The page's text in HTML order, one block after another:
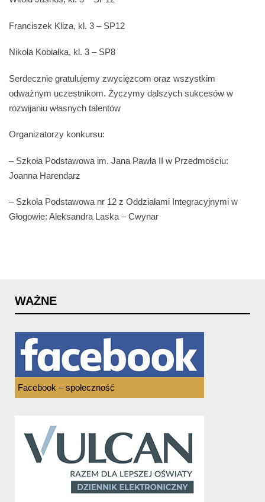
Franciszek Kliza, kl. 3 – SP12
Nikola Kobiałka, kl. 3 – SP8
Serdecznie gratulujemy zwycięzcom oraz wszystkim
odważnym uczestnikom. Życzymy dalszych sukcesów w
rozwijaniu własnych talentów
Organizatorzy konkursu:
– Szkoła Podstawowa im. Jana Pawła II w Przedmościu:
Joanna Harendarz
– Szkoła Podstawowa nr 12 z Oddziałami Integracyjnymi w
Głogowie: Aleksandra Laska – Cwynar
WAŻNE
Facebook – społeczność